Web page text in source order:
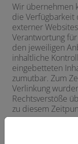
Wir übernehmen
die Verfügbarkeit
externer
Verantwortung
den jeweiligen
inhaltliche
eingebetteten
zumutbar. Zum
Verlinkung
Rechtsverstöße
zu diesem
Wir machen uns
ausdrücklich